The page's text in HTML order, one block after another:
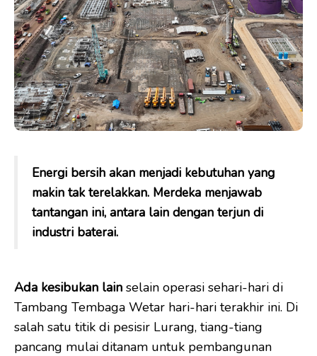
Energi bersih akan menjadi kebutuhan yang
makin tak terelakkan. Merdeka menjawab
tantangan ini, antara lain dengan terjun di
industri baterai.
Ada kesibukan lain selain operasi sehari-hari di
Tambang Tembaga Wetar hari-hari terakhir ini. Di
salah satu titik di pesisir Lurang, tiang-tiang
pancang mulai ditanam untuk pembangunan